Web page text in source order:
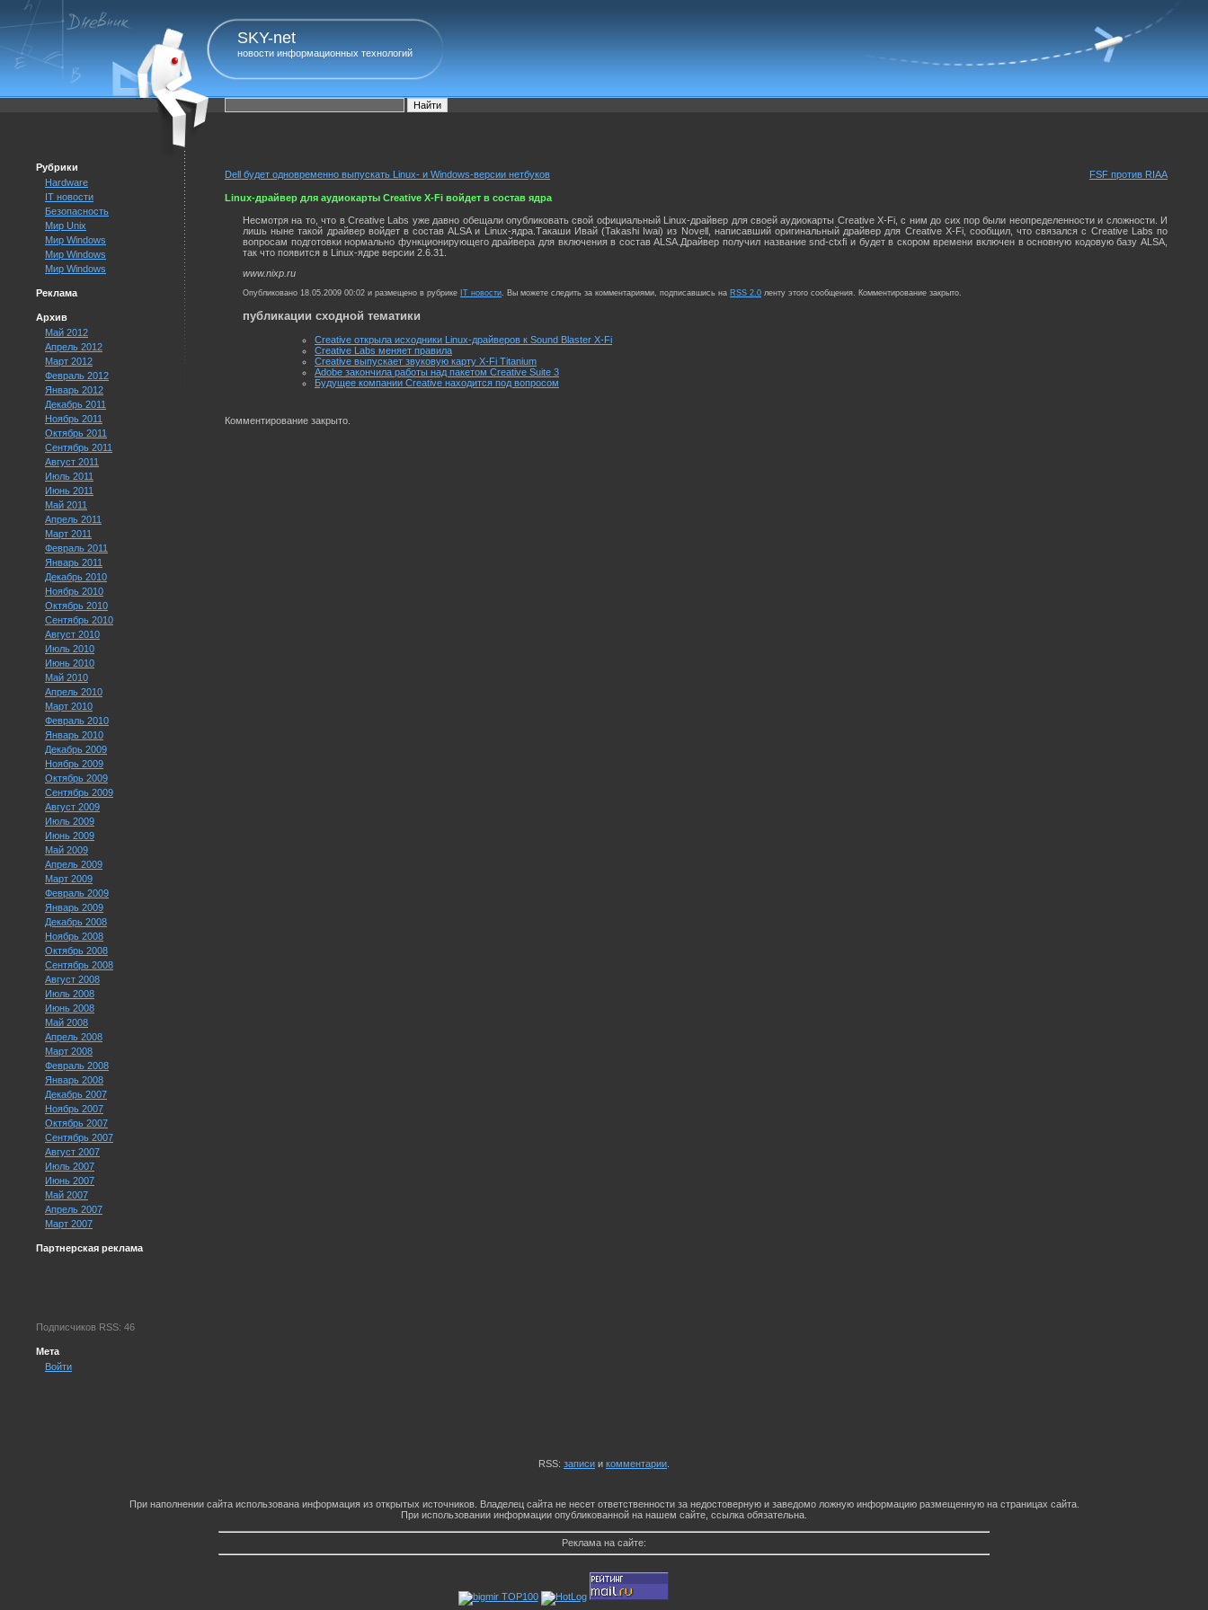
SKY-net
новости информационных технологий
Рубрики
Hardware
IT новости
Безопасность
Мир Unix
Мир Windows
Мир Windows
Мир Windows
Реклама
Архив
Май 2012
Апрель 2012
Март 2012
Февраль 2012
Январь 2012
Декабрь 2011
Ноябрь 2011
Октябрь 2011
Сентябрь 2011
Август 2011
Июль 2011
Июнь 2011
Май 2011
Апрель 2011
Март 2011
Февраль 2011
Январь 2011
Декабрь 2010
Ноябрь 2010
Октябрь 2010
Сентябрь 2010
Август 2010
Июль 2010
Июнь 2010
Май 2010
Апрель 2010
Март 2010
Февраль 2010
Январь 2010
Декабрь 2009
Ноябрь 2009
Октябрь 2009
Сентябрь 2009
Август 2009
Июль 2009
Июнь 2009
Май 2009
Апрель 2009
Март 2009
Февраль 2009
Январь 2009
Декабрь 2008
Ноябрь 2008
Октябрь 2008
Сентябрь 2008
Август 2008
Июль 2008
Июнь 2008
Май 2008
Апрель 2008
Март 2008
Февраль 2008
Январь 2008
Декабрь 2007
Ноябрь 2007
Октябрь 2007
Сентябрь 2007
Август 2007
Июль 2007
Июнь 2007
Май 2007
Апрель 2007
Март 2007
Партнерская реклама
Подписчиков RSS: 46
Мета
Войти
Dell будет одновременно выпускать Linux- и Windows-версии нетбуков FSF против RIAA
Linux-драйвер для аудиокарты Creative X-Fi войдет в состав ядра
Несмотря на то, что в Creative Labs уже давно обещали опубликовать свой официальный Linux-драйвер для своей аудиокарты Creative X-Fi, с ним до сих пор были неопределенности и сложности. И
лишь ныне такой драйвер войдет в состав ALSA и Linux-ядра.Такаши Ивай (Takashi Iwai) из Novell, написавший оригинальный драйвер для Creative X-Fi, сообщил, что связался с Creative Labs по
вопросам подготовки нормально функционирующего драйвера для включения в состав ALSA.Драйвер получил название snd-ctxfi и будет в скором времени включен в основную кодовую базу ALSA,
так что появится в Linux-ядре версии 2.6.31.
www.nixp.ru
Опубликовано 18.05.2009 00:02 и размещено в рубрике IT новости. Вы можете следить за комментариями, подписавшись на RSS 2.0 ленту этого сообщения. Комментирование закрыто.
публикации сходной тематики
Creative открыла исходники Linux-драйверов к Sound Blaster X-Fi
Creative Labs меняет правила
Creative выпускает звуковую карту X-Fi Titanium
Adobe закончила работы над пакетом Creative Suite 3
Будущее компании Creative находится под вопросом
Комментирование закрыто.
RSS: записи и комментарии
При наполнении сайта использована информация из открытых источников. Владелец сайта не несет ответственности за недостоверную и заведомо ложную информацию размещенную на страницах сайта.
При использовании информации опубликованной на нашем сайте, ссылка обязательна.
Реклама на сайте: